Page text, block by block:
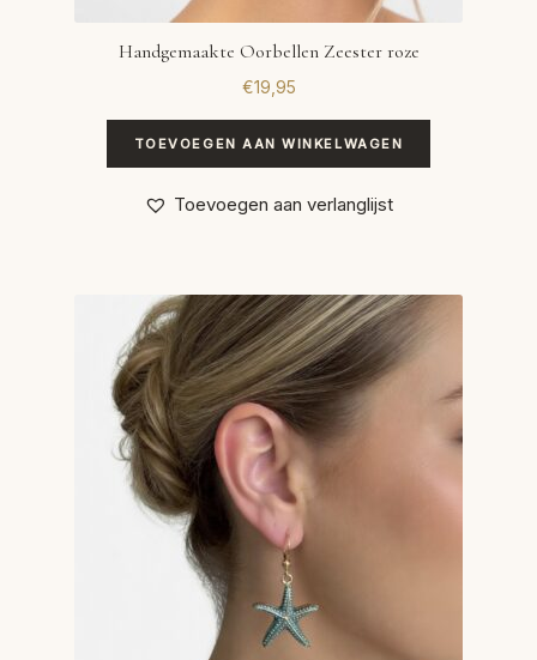
Handgemaakte Oorbellen Zeester roze
€19,95
TOEVOEGEN AAN WINKELWAGEN
Toevoegen aan verlanglijst